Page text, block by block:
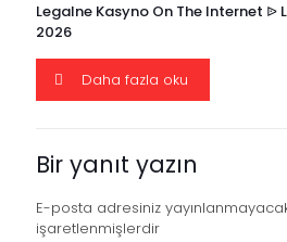
Legalne Kasyno On The Internet ᐉ
2026
Daha fazla oku
Bir yanıt yazın
E-posta adresiniz
işaretlenmişlerdir